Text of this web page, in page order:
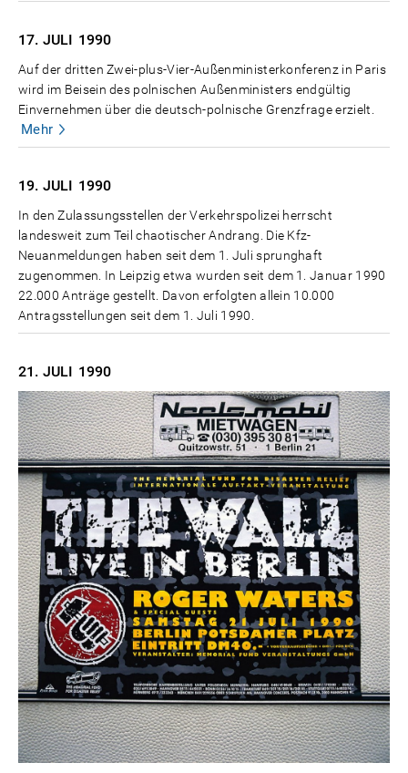
17. JULI 1990
Auf der dritten Zwei-plus-Vier-Außenministerkonferenz in Paris
wird im Beisein des polnischen Außenministers endgültig
Einvernehmen über die deutsch-polnische Grenzfrage erzielt.
Mehr
19. JULI 1990
In den Zulassungsstellen der Verkehrspolizei herrscht
landesweit zum Teil chaotischer Andrang. Die Kfz-
Neuanmeldungen haben seit dem 1. Juli sprunghaft
zugenommen. In Leipzig etwa wurden seit dem 1. Januar 1990
22.000 Anträge gestellt. Davon erfolgten allein 10.000
Antragsstellungen seit dem 1. Juli 1990.
21. JULI 1990